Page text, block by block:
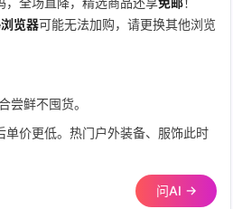
，全场直降，精选商品还享免邮！
览器可能无法加购，请更换其他浏览
尝鲜不囤货。
单价更低。热门户外装备、服饰此时
问AI →
礼盒
HK$2500（约2158.25元）
新
持续更新